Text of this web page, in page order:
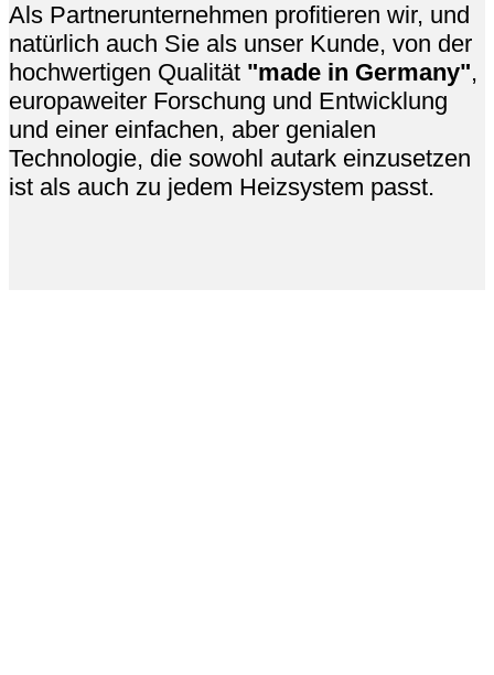
Als Partnerunternehmen profitieren wir, und
natürlich auch Sie als unser Kunde, von der
hochwertigen Qualität "made in Germany",
europaweiter Forschung und Entwicklung
und einer einfachen, aber genialen
Technologie, die sowohl autark einzusetzen
ist als auch zu jedem Heizsystem passt.